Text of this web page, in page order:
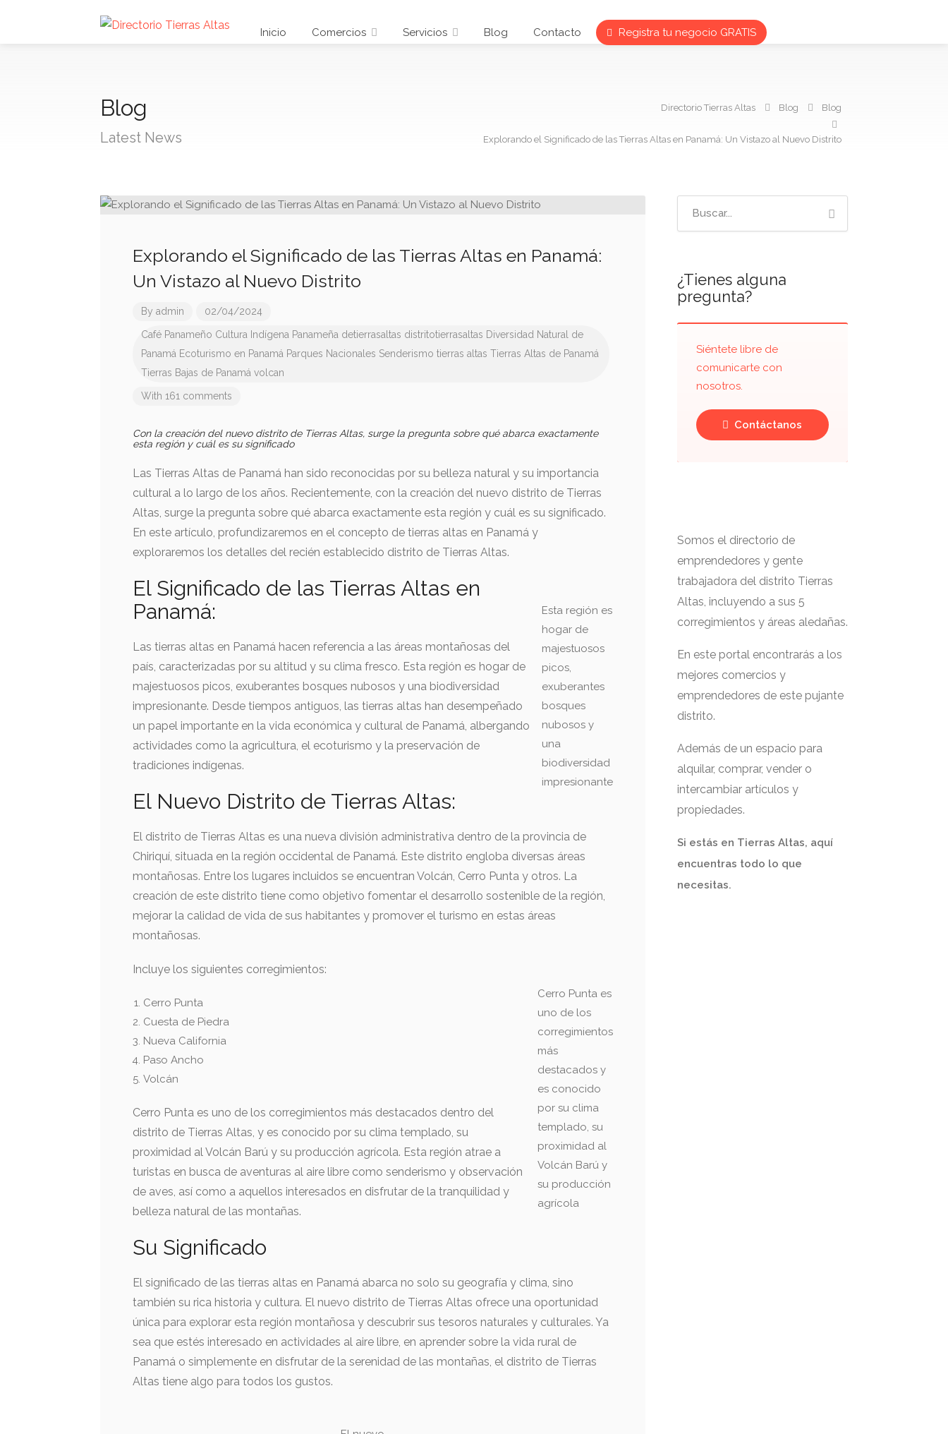
Inicio Comercios Servicios Blog Contacto Registra tu negocio GRATIS
Blog
Latest News
Directorio Tierras Altas Blog Blog
Explorando el Significado de las Tierras Altas en Panamá: Un Vistazo al Nuevo Distrito
Explorando el Significado de las Tierras Altas en Panamá:
Un Vistazo al Nuevo Distrito
By admin 02/04/2024
Café Panameño Cultura Indígena Panameña detierrasaltas distritotierrasaltas Diversidad Natural de
Panamá Ecoturismo en Panamá Parques Nacionales Senderismo tierras altas Tierras Altas de Panamá
Tierras Bajas de Panamá volcan
With 161 comments
Con la creación del nuevo distrito de Tierras Altas, surge la pregunta sobre qué abarca exactamente
esta región y cuál es su significado
Las Tierras Altas de Panamá han sido reconocidas por su belleza natural y su importancia
cultural a lo largo de los años. Recientemente, con la creación del nuevo distrito de Tierras
Altas, surge la pregunta sobre qué abarca exactamente esta región y cuál es su significado.
En este artículo, profundizaremos en el concepto de tierras altas en Panamá y
exploraremos los detalles del recién establecido distrito de Tierras Altas.
Esta región es
hogar de
majestuosos
picos,
exuberantes
bosques
nubosos y
una
biodiversidad
impresionante
El Significado de las Tierras Altas en
Panamá:
Las tierras altas en Panamá hacen referencia a las áreas montañosas del
país, caracterizadas por su altitud y su clima fresco. Esta región es hogar de
majestuosos picos, exuberantes bosques nubosos y una biodiversidad
impresionante. Desde tiempos antiguos, las tierras altas han desempeñado
un papel importante en la vida económica y cultural de Panamá, albergando
actividades como la agricultura, el ecoturismo y la preservación de
tradiciones indígenas.
El Nuevo Distrito de Tierras Altas:
El distrito de Tierras Altas es una nueva división administrativa dentro de la provincia de
Chiriquí, situada en la región occidental de Panamá. Este distrito engloba diversas áreas
montañosas. Entre los lugares incluidos se encuentran Volcán, Cerro Punta y otros. La
creación de este distrito tiene como objetivo fomentar el desarrollo sostenible de la región,
mejorar la calidad de vida de sus habitantes y promover el turismo en estas áreas
montañosas.
Cerro Punta es
uno de los
corregimientos
más
destacados y
es conocido
por su clima
templado, su
proximidad al
Volcán Barú y
su producción
agrícola
Incluye los siguientes corregimientos:
Cerro Punta
Cuesta de Piedra
Nueva California
Paso Ancho
Volcán
Cerro Punta es uno de los corregimientos más destacados dentro del
distrito de Tierras Altas, y es conocido por su clima templado, su
proximidad al Volcán Barú y su producción agrícola. Esta región atrae a
turistas en busca de aventuras al aire libre como senderismo y observación
de aves, así como a aquellos interesados en disfrutar de la tranquilidad y
belleza natural de las montañas.
Su Significado
El significado de las tierras altas en Panamá abarca no solo su geografía y clima, sino
también su rica historia y cultura. El nuevo distrito de Tierras Altas ofrece una oportunidad
única para explorar esta región montañosa y descubrir sus tesoros naturales y culturales. Ya
sea que estés interesado en actividades al aire libre, en aprender sobre la vida rural de
Panamá o simplemente en disfrutar de la serenidad de las montañas, el distrito de Tierras
Altas tiene algo para todos los gustos.
¿Tienes alguna
pregunta?
Siéntete libre de
comunicarte con
nosotros.
Contáctanos
Somos el directorio de
emprendedores y gente
trabajadora del distrito Tierras
Altas, incluyendo a sus 5
corregimientos y áreas aledañas.
En este portal encontrarás a los
mejores comercios y
emprendedores de este pujante
distrito.
Además de un espacio para
alquilar, comprar, vender o
intercambiar artículos y
propiedades.
Si estás en Tierras Altas, aquí
encuentras todo lo que
necesitas.